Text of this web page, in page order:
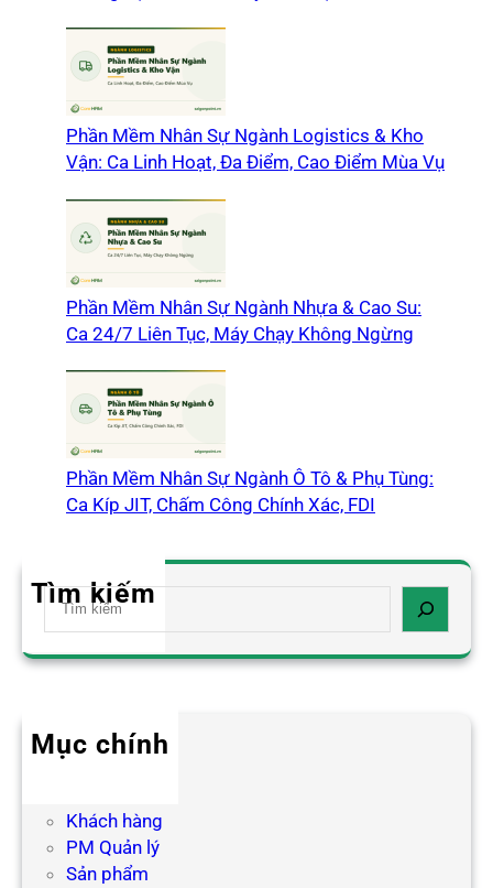
Phần Mềm Nhân Sự Ngành Logistics & Kho
Vận: Ca Linh Hoạt, Đa Điểm, Cao Điểm Mùa Vụ
Phần Mềm Nhân Sự Ngành Nhựa & Cao Su:
Ca 24/7 Liên Tục, Máy Chạy Không Ngừng
Phần Mềm Nhân Sự Ngành Ô Tô & Phụ Tùng:
Ca Kíp JIT, Chấm Công Chính Xác, FDI
Tìm kiếm
S
a
h
Mục chính
Khách hàng
PM Quản lý
Sản phẩm